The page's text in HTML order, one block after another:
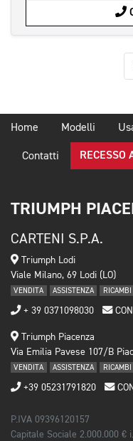
Home Modelli
Contatti RECESSO
TRIUMPH
CARTENI S.P.A.
Triumph Lodi
Viale Milano, 69 Lodi (LO)
VENDITA ASSISTENZA RICAMBI
+ 39 0371098030
Triumph Piacenza
Via Emilia Pavese 107/B
VENDITA ASSISTENZA RICAMBI
+39 05231791820
P.IVA 09396120157
Capitale Sociale 2.000.000 €